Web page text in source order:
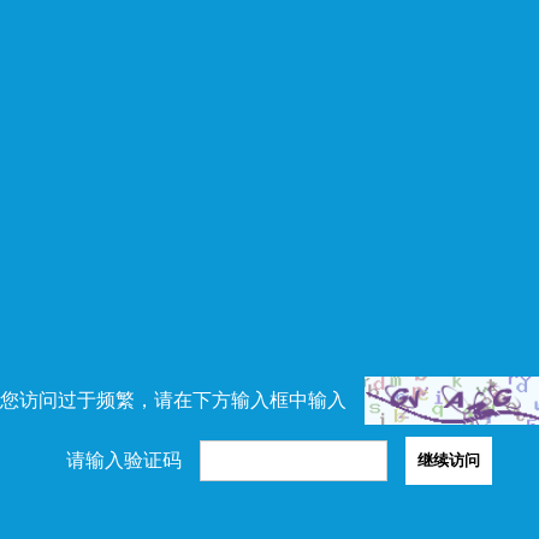
访问过于频繁，请在下方输入框中输入
请输入验证码 继续访问